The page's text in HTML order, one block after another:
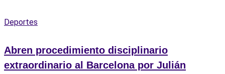
Deportes
Abren procedimiento disciplinario
extraordinario al Barcelona por Julián